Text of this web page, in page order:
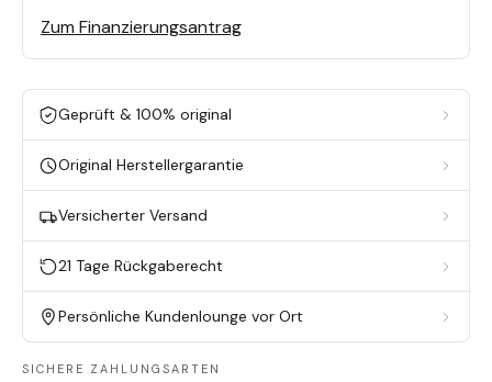
Zum Finanzierungsantrag
Geprüft & 100% original
Original Herstellergarantie
Versicherter Versand
21 Tage Rückgaberecht
Persönliche Kundenlounge vor Ort
SICHERE ZAHLUNGSARTEN